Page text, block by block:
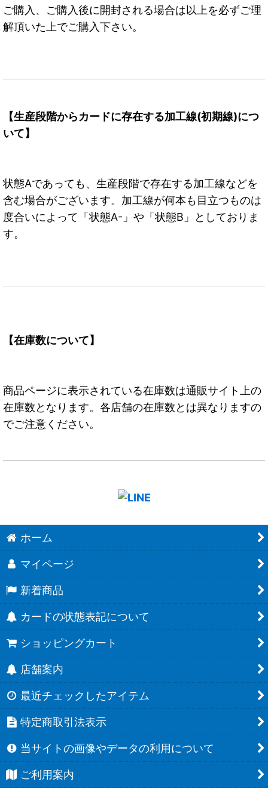
ご購入、ご購入後に開封される場合は以上を必ずご理
解頂いた上でご購入下さい。
【生産段階からカードに存在する加工線(初期線)につ
いて】
状態Aであっても、生産段階で存在する加工線などを
含む場合がございます。加工線が何本も目立つものは
度合いによって「状態A-」や「状態B」としておりま
す。
【在庫数について】
商品ページに表示されている在庫数は通販サイト上の
在庫数となります。各店舗の在庫数とは異なりますの
でご注意ください。
ホーム
マイページ
新着商品
カードの状態表記について
ショッピングカート
店舗案内
最近チェックしたアイテム
特定商取引法表示
当サイトの画像やデータの利用について
ご利用案内